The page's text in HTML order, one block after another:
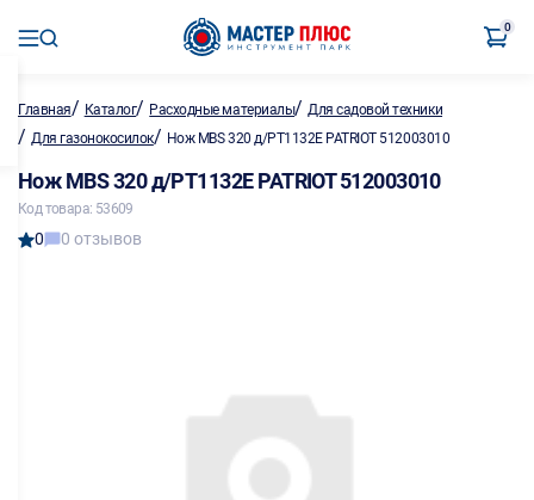
0
Главная/ Каталог/ Расходные материалы/Для садовой техники
/ Для газонокосилок/ Нож MBS 320 д/PT1132E PATRIOT 512003010
Нож MBS 320 д/PT1132E PATRIOT 512003010
Код товара: 53609
0 0 отзывов